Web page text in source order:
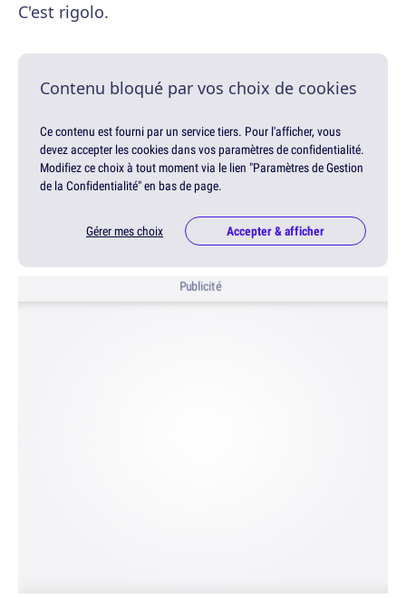
C'est rigolo.
Contenu bloqué par vos choix de cookies
Ce contenu est fourni par un service tiers. Pour l'afficher, vous
devez accepter les cookies dans vos paramètres de confidentialité.
Modifiez ce choix à tout moment via le lien "Paramètres de Gestion
de la Confidentialité" en bas de page.
Gérer mes choix Accepter & afficher
Publicité